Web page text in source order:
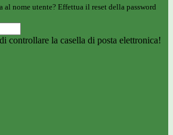
al nome utente? Effettua il reset della password
controllare la casella di posta elettronica!